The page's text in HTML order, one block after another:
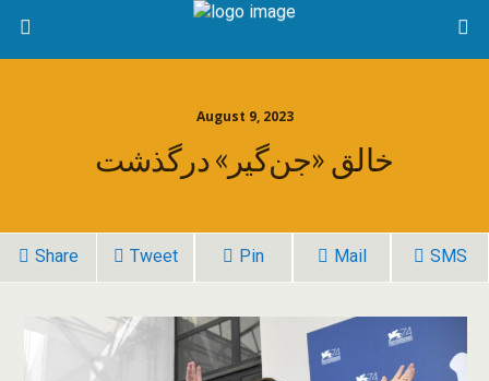
August 9, 2023
خالق «جن‌گیر» درگذشت
Share Tweet Pin Mail SMS